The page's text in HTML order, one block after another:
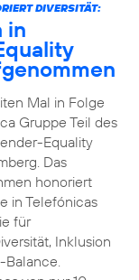
DIVERSITÄT:
in
Mal in Folge
Gruppe Teil des
Equality
Das
honoriert
in Telefónicas
für
Inklusion
Balance.